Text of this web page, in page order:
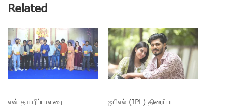
Related
என் தயாரிப்பாளரை
ஐபிஎல் (IPL) திரைப்பட